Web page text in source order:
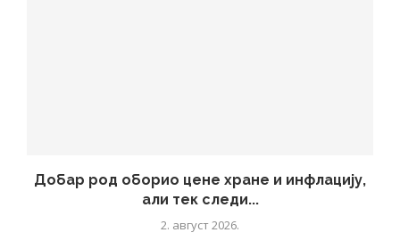
Добар род оборио цене хране и инфлацију,
али тек следи...
2. август 2026.